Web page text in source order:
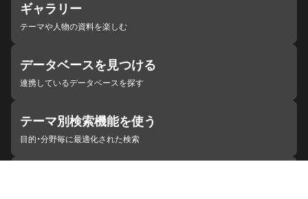
ギャラリー
テーマや人物の資料を楽しむ
データベースを見つける
連携しているデータベースを探す
テーマ別検索機能を使う
目的・分野毎に最適化された検索